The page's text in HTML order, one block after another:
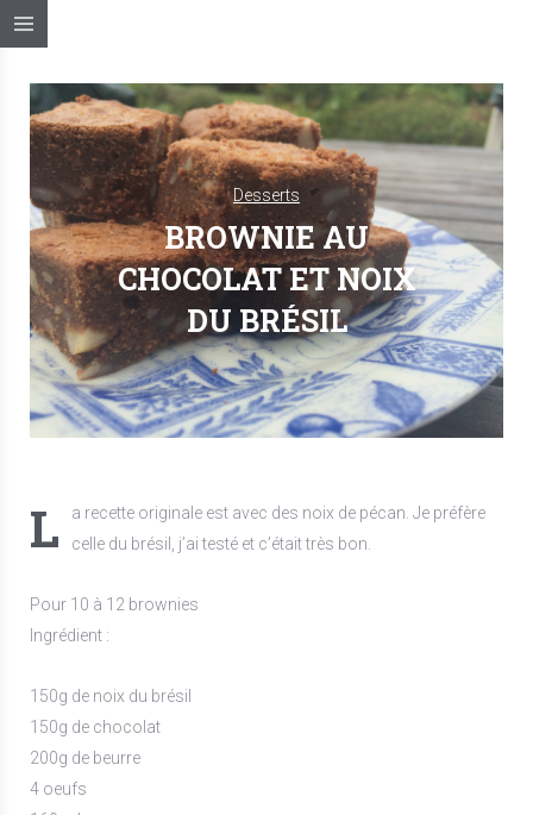
Desserts
BROWNIE AU
CHOCOLAT ET NOIX
DU BRÉSIL
L
a recette originale est avec des noix de pécan. Je préfère
celle du brésil, j’ai testé et c’était très bon.
Pour 10 à 12 brownies
Ingrédient :
150g de noix du brésil
150g de chocolat
200g de beurre
4 oeufs